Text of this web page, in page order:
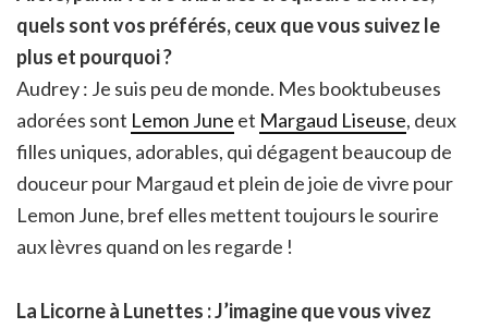
quels sont vos préférés, ceux que vous suivez le
plus et pourquoi ?
Audrey : Je suis peu de monde. Mes booktubeuses
adorées sont Lemon June et Margaud Liseuse, deux
filles uniques, adorables, qui dégagent beaucoup de
douceur pour Margaud et plein de joie de vivre pour
Lemon June, bref elles mettent toujours le sourire
aux lèvres quand on les regarde !
La Licorne à Lunettes : J’imagine que vous vivez